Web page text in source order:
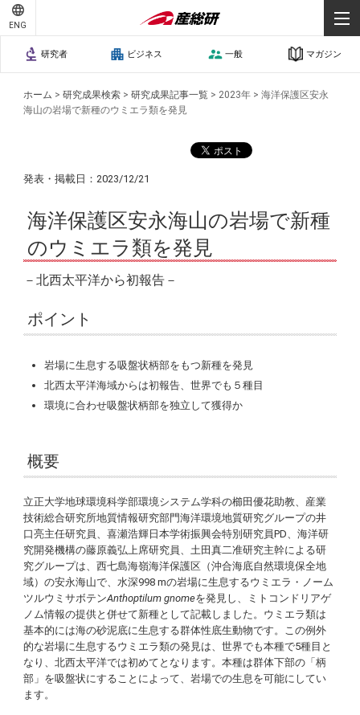
ENG
研究者 ビジネス 一般 マガジン
ホーム >研究成果検索 >研究成果記事一覧 > 2023年 >海洋保護区安永
海山の岩場で新種のウミエラ類を発見
発表・掲載日：2023/12/21
海洋保護区安永海山の岩場で新種
のウミエラ類を発見
－北西太平洋から初報告－
ポイント
岩場に生息する吸盤状柄部をもつ新種を発見
北西太平洋海域からは初報告、世界でも５種目
環境に合わせ吸盤状柄部を独立して獲得か
概要
立正大学地球環境科学部環境システム学科の櫛田優花助教、産業
技術総合研究所地質情報研究部門海洋環境地質研究グループの井
口亮主任研究員、喜瀬浩輝日本学術振興会特別研究員PD、海洋研
究開発機構の藤原義弘上席研究員、土田真二准研究主幹による研
究グループは、西七島海嶺海洋保護区（沖合海底自然環境保全地
域）の安永海山で、水深998 mの岩場に生息するウミエラ・ノーム
ツルウミサボテンAnthoptilum gnomeを発見し、ミトコンドリアゲ
ノム情報の提供と併せて新種として記載しました。ウミエラ類は
基本的には海の砂泥底に生息する群体性底生動物です。この例外
的な岩場に生息するウミエラ類の発見は、世界でも本種で5種目と
なり、北西太平洋では初めてとなります。本種は群体下部の「柄
部」を吸盤状にすることによって、岩場での生息を可能にしてい
ます。